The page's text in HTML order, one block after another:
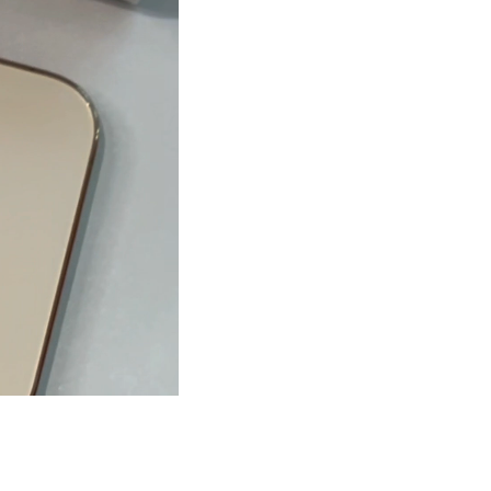
подарунок до вашого дня народження
в магазині або онлайн. Важливо, щоб вам було 21 рік і